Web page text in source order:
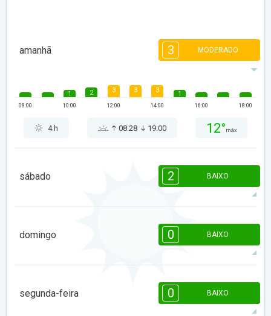
amanhã 3 MODERADO
08:00
1
10:00
2 3
12:00
3 3
14:00
1
16:00 18:00
4 h 08:28 19:00 12° máx
sábado 2 BAIXO
14:00
domingo 0 BAIXO
14:00 16:00 18:00
19:02 0°
segunda-feira 0 BAIXO